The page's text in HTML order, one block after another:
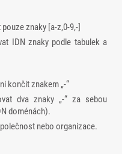
znaky [a-z,0-9,-]
IDN znaky podle tabulek a
končit znakem „-“
dva znaky „-“ za sebou
doménách).
nebo organizace.